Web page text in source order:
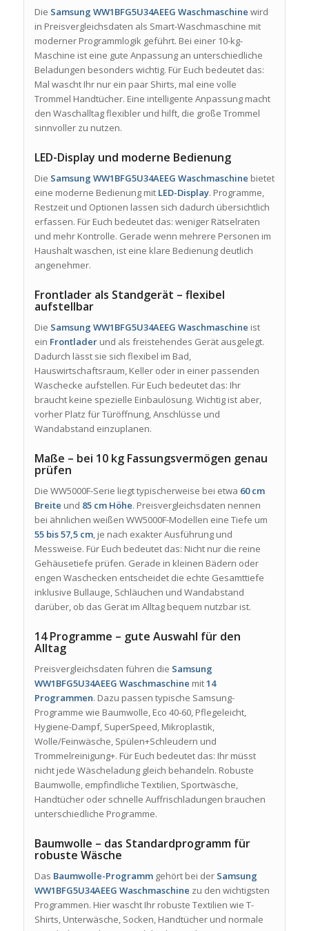
Die Samsung WW1BFG5U34AEEG Waschmaschine wird
in Preisvergleichsdaten als Smart-Waschmaschine mit
moderner Programmlogik geführt. Bei einer 10-kg-
Maschine ist eine gute Anpassung an unterschiedliche
Beladungen besonders wichtig. Für Euch bedeutet das:
Mal wascht Ihr nur ein paar Shirts, mal eine volle
Trommel Handtücher. Eine intelligente Anpassung macht
den Waschalltag flexibler und hilft, die große Trommel
sinnvoller zu nutzen.
LED-Display und moderne Bedienung
Die Samsung WW1BFG5U34AEEG Waschmaschine bietet
eine moderne Bedienung mit LED-Display. Programme,
Restzeit und Optionen lassen sich dadurch übersichtlich
erfassen. Für Euch bedeutet das: weniger Rätselraten
und mehr Kontrolle. Gerade wenn mehrere Personen im
Haushalt waschen, ist eine klare Bedienung deutlich
angenehmer.
Frontlader als Standgerät – flexibel
aufstellbar
Die Samsung WW1BFG5U34AEEG Waschmaschine ist
ein Frontladerund als freistehendes Gerät ausgelegt.
Dadurch lässt sie sich flexibel im Bad,
Hauswirtschaftsraum, Keller oder in einer passenden
Waschecke aufstellen. Für Euch bedeutet das: Ihr
braucht keine spezielle Einbaulösung. Wichtig ist aber,
vorher Platz für Türöffnung, Anschlüsse und
Wandabstand einzuplanen.
Maße – bei 10 kg Fassungsvermögen genau
prüfen
Die WW5000F-Serie liegt typischerweise bei etwa 60 cm
Breite und 85 cm Höhe. Preisvergleichsdaten nennen
bei ähnlichen weißen WW5000F-Modellen eine Tiefe um
55 bis 57,5 cm, je nach exakter Ausführung und
Messweise. Für Euch bedeutet das: Nicht nur die reine
Gehäusetiefe prüfen. Gerade in kleinen Bädern oder
engen Waschecken entscheidet die echte Gesamttiefe
inklusive Bullauge, Schläuchen und Wandabstand
darüber, ob das Gerät im Alltag bequem nutzbar ist.
14 Programme – gute Auswahl für den
Alltag
Preisvergleichsdaten führen die Samsung
WW1BFG5U34AEEG Waschmaschine mit14
Programmen. Dazu passen typische Samsung-
Programme wie Baumwolle, Eco 40-60, Pflegeleicht,
Hygiene-Dampf, SuperSpeed, Mikroplastik,
Wolle/Feinwäsche, Spülen+Schleudern und
Trommelreinigung+. Für Euch bedeutet das: Ihr müsst
nicht jede Wäscheladung gleich behandeln. Robuste
Baumwolle, empfindliche Textilien, Sportwäsche,
Handtücher oder schnelle Auffrischladungen brauchen
unterschiedliche Programme.
Baumwolle – das Standardprogramm für
robuste Wäsche
Das Baumwolle-Programmgehört bei der Samsung
WW1BFG5U34AEEG Waschmaschine zu den wichtigsten
Programmen. Hier wascht Ihr robuste Textilien wie T-
Shirts, Unterwäsche, Socken, Handtücher und normale